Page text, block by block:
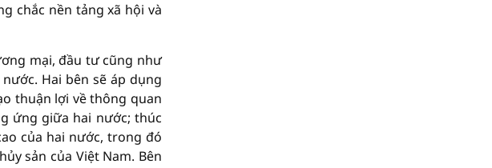
chắc nền tảng xã hội và
mại, đầu tư cũng như
Hai bên sẽ áp dụng
thuận lợi về thông quan
ứng giữa hai nước; thúc
của hai nước, trong đó
sản của Việt Nam. Bên